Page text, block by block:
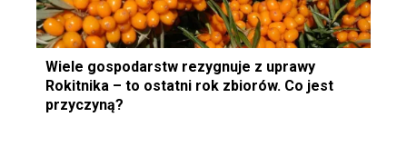
Wiele gospodarstw rezygnuje z uprawy
Rokitnika – to ostatni rok zbiorów. Co jest
przyczyną?